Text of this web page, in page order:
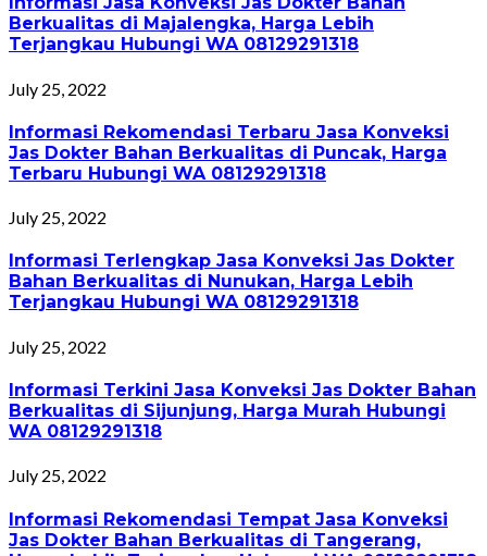
Berkualitas di Majalengka, Harga Lebih
Terjangkau Hubungi WA 08129291318
July 25, 2022
Informasi Rekomendasi Terbaru Jasa Konveksi
Jas Dokter Bahan Berkualitas di Puncak, Harga
Terbaru Hubungi WA 08129291318
July 25, 2022
Informasi Terlengkap Jasa Konveksi Jas Dokter
Bahan Berkualitas di Nunukan, Harga Lebih
Terjangkau Hubungi WA 08129291318
July 25, 2022
Informasi Terkini Jasa Konveksi Jas Dokter Bahan
Berkualitas di Sijunjung, Harga Murah Hubungi
WA 08129291318
July 25, 2022
Informasi Rekomendasi Tempat Jasa Konveksi
Jas Dokter Bahan Berkualitas di Tangerang,